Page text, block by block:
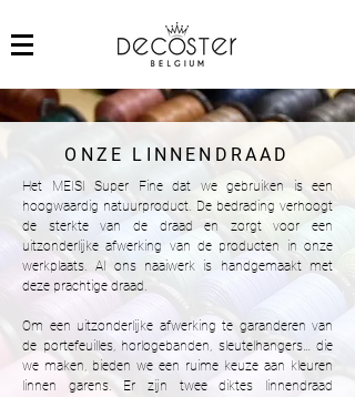
ONZE LINNENDRAAD
Het MEISI Super Fine dat we gebruiken is een
hoogwaardig natuurproduct. De bedrading verhoogt
de sterkte van de draad en zorgt voor een
uitzonderlijke afwerking van de producten in onze
werkplaats. Al ons naaiwerk is handgemaakt met
deze prachtige draad.
Om een ​​uitzonderlijke afwerking te garanderen van
de portefeuilles, horlogebanden, sleutelhangers… die
we maken, bieden we een ruime keuze aan kleuren
linnen garens. Er zijn twee diktes linnendraad